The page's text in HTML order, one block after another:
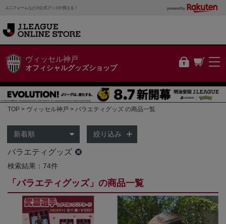
ユニフォームなどの公式グッズが買える！ powered by
ヴィッセル神戸
オフィシャルグッズショップ
TOP ヴィッセル神戸 バラエティグッズ の商品一覧
絞り込み
バラエティグッズ
検索結果：74件
「バラエティグッズ」の商品一覧